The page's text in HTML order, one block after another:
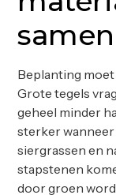
Beplanting moet
Grote tegels
geheel minder
sterker
siergrassen en
stapstenen
door groen